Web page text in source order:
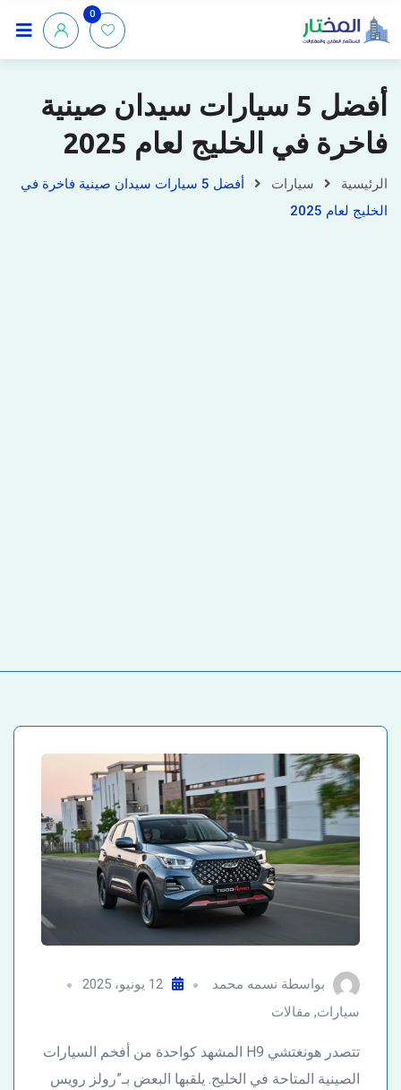
0
أفضل 5 سيارات سيدان صينية
فاخرة في الخليج لعام 2025
الرئيسية سيارات
أفضل 5 سيارات سيدان صينية فاخرة في
الخليج لعام 2025
بواسطة نسمه محمد
12 يونيو، 2025
سيارات, مقالات
تتصدر هونغتشي H9 المشهد كواحدة من أفخم السيارات
الصينية المتاحة في الخليج. يلقبها البعض بـ”رولز رويس